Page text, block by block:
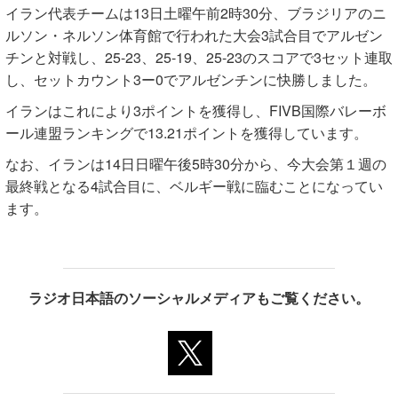
イラン代表チームは13日土曜午前2時30分、ブラジリアのニ
ルソン・ネルソン体育館で行われた大会3試合目でアルゼン
チンと対戦し、25-23、25-19、25-23のスコアで3セット連取
し、セットカウント3ー0でアルゼンチンに快勝しました。
イランはこれにより3ポイントを獲得し、FIVB国際バレーボ
ール連盟ランキングで13.21ポイントを獲得しています。
なお、イランは14日日曜午後5時30分から、今大会第１週の
最終戦となる4試合目に、ベルギー戦に臨むことになってい
ます。
ラジオ日本語のソーシャルメディアもご覧ください。